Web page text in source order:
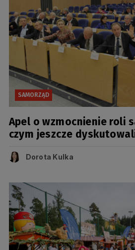
SAMORZĄD
Apel o wzmocnienie roli
czym jeszcze
Dorota Kulka